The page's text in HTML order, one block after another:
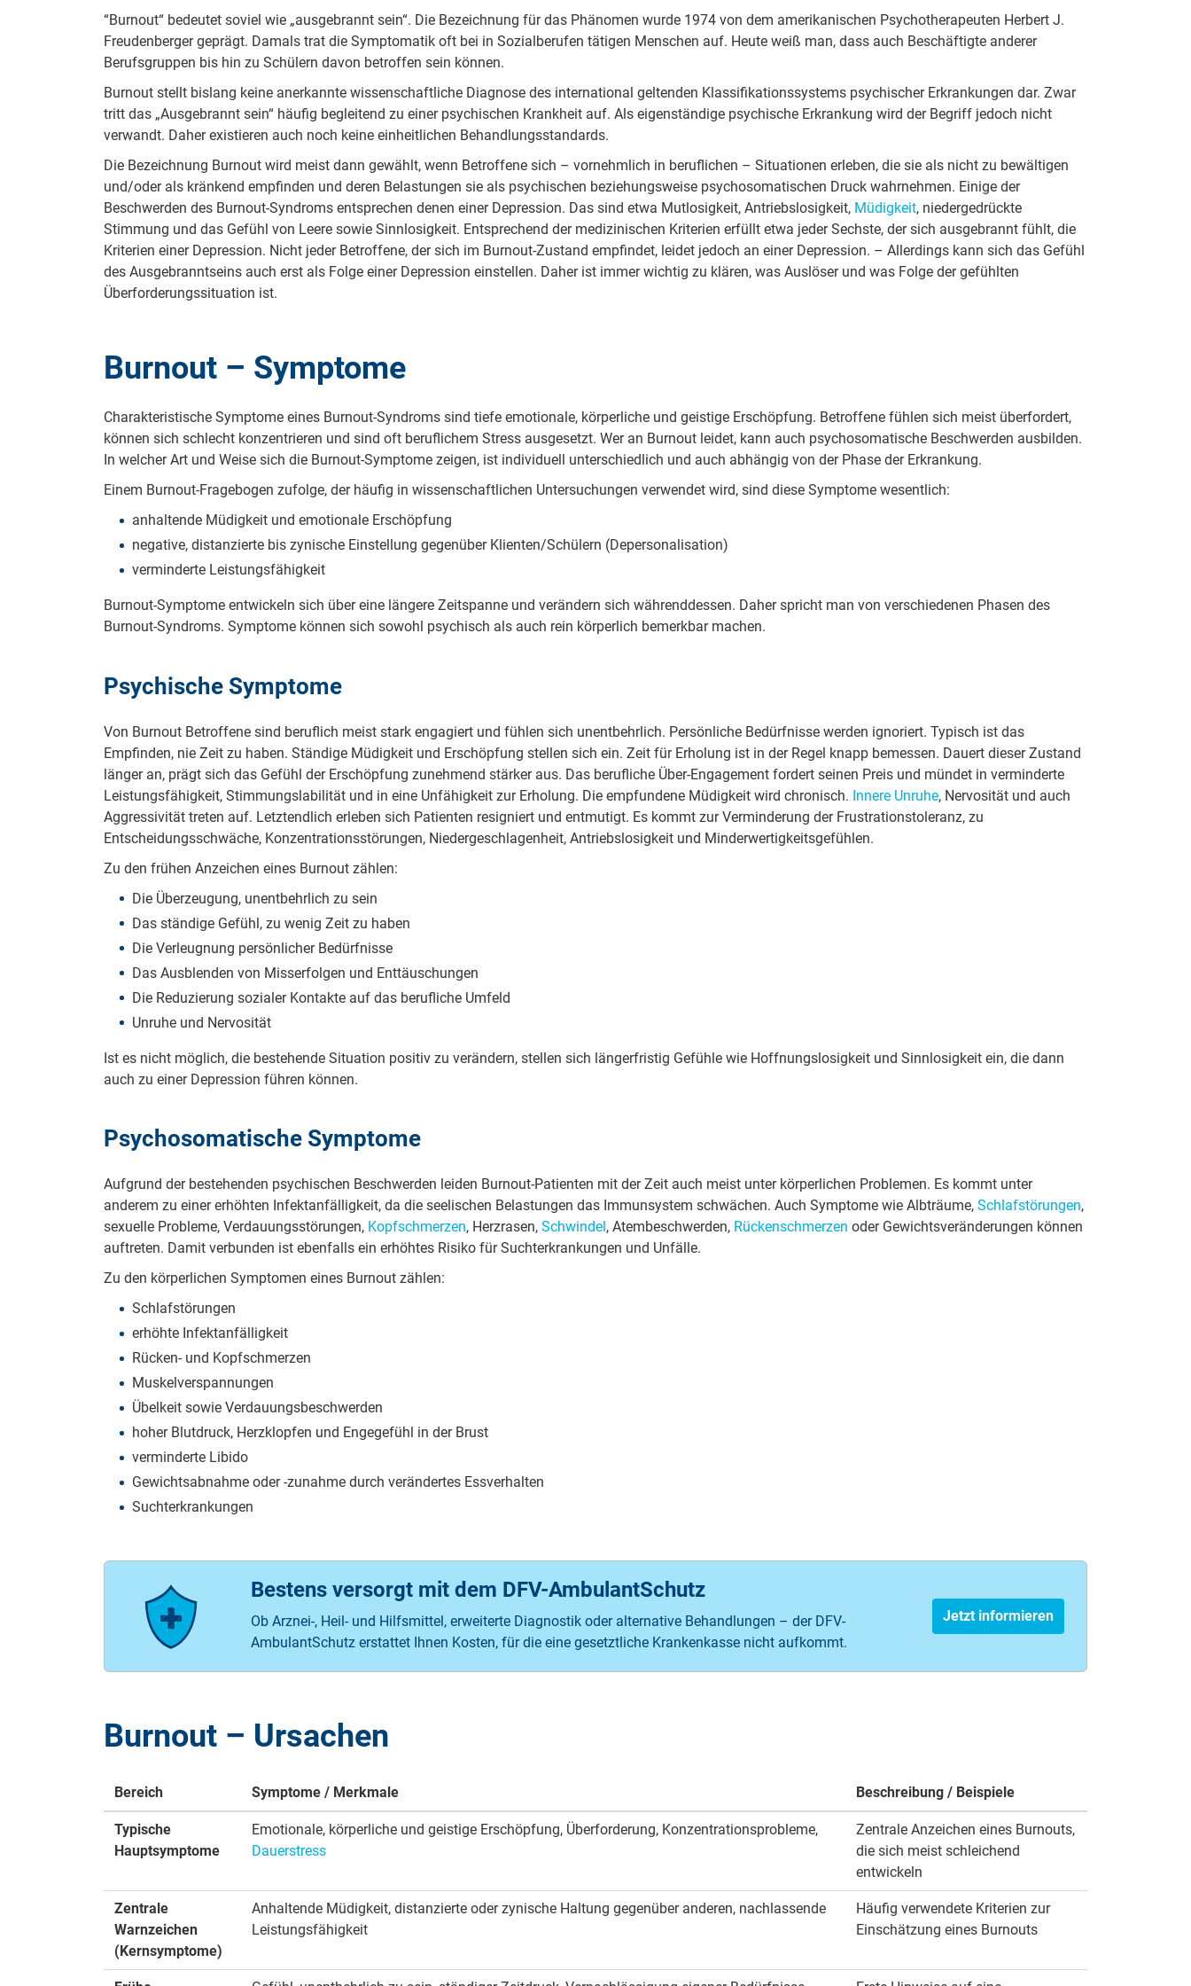
“Burnout“ bedeutet soviel wie „ausgebrannt sein“. Die Bezeichnung für das Phänomen wurde 1974 von dem amerikanischen Psychotherapeuten Herbert J.
Freudenberger geprägt. Damals trat die Symptomatik oft bei in Sozialberufen tätigen Menschen auf. Heute weiß man, dass auch Beschäftigte anderer
Berufsgruppen bis hin zu Schülern davon betroffen sein können.
Burnout stellt bislang keine anerkannte wissenschaftliche Diagnose des international geltenden Klassifikationssystems psychischer Erkrankungen dar. Zwar
tritt das „Ausgebrannt sein“ häufig begleitend zu einer psychischen Krankheit auf. Als eigenständige psychische Erkrankung wird der Begriff jedoch nicht
verwandt. Daher existieren auch noch keine einheitlichen Behandlungsstandards.
Die Bezeichnung Burnout wird meist dann gewählt, wenn Betroffene sich – vornehmlich in beruflichen – Situationen erleben, die sie als nicht zu bewältigen
und/oder als kränkend empfinden und deren Belastungen sie als psychischen beziehungsweise psychosomatischen Druck wahrnehmen. Einige der
Beschwerden des Burnout-Syndroms entsprechen denen einer Depression. Das sind etwa Mutlosigkeit, Antriebslosigkeit, Müdigkeit, niedergedrückte
Stimmung und das Gefühl von Leere sowie Sinnlosigkeit. Entsprechend der medizinischen Kriterien erfüllt etwa jeder Sechste, der sich ausgebrannt fühlt, die
Kriterien einer Depression. Nicht jeder Betroffene, der sich im Burnout-Zustand empfindet, leidet jedoch an einer Depression. – Allerdings kann sich das Gefühl
des Ausgebranntseins auch erst als Folge einer Depression einstellen. Daher ist immer wichtig zu klären, was Auslöser und was Folge der gefühlten
Überforderungssituation ist.
Burnout – Symptome
Charakteristische Symptome eines Burnout-Syndroms sind tiefe emotionale, körperliche und geistige Erschöpfung. Betroffene fühlen sich meist überfordert,
können sich schlecht konzentrieren und sind oft beruflichem Stress ausgesetzt. Wer an Burnout leidet, kann auch psychosomatische Beschwerden ausbilden.
In welcher Art und Weise sich die Burnout-Symptome zeigen, ist individuell unterschiedlich und auch abhängig von der Phase der Erkrankung.
Einem Burnout-Fragebogen zufolge, der häufig in wissenschaftlichen Untersuchungen verwendet wird, sind diese Symptome wesentlich:
anhaltende Müdigkeit und emotionale Erschöpfung
negative, distanzierte bis zynische Einstellung gegenüber Klienten/Schülern (Depersonalisation)
verminderte Leistungsfähigkeit
Burnout-Symptome entwickeln sich über eine längere Zeitspanne und verändern sich währenddessen. Daher spricht man von verschiedenen Phasen des
Burnout-Syndroms. Symptome können sich sowohl psychisch als auch rein körperlich bemerkbar machen.
Psychische Symptome
Von Burnout Betroffene sind beruflich meist stark engagiert und fühlen sich unentbehrlich. Persönliche Bedürfnisse werden ignoriert. Typisch ist das
Empfinden, nie Zeit zu haben. Ständige Müdigkeit und Erschöpfung stellen sich ein. Zeit für Erholung ist in der Regel knapp bemessen. Dauert dieser Zustand
länger an, prägt sich das Gefühl der Erschöpfung zunehmend stärker aus. Das berufliche Über-Engagement fordert seinen Preis und mündet in verminderte
Leistungsfähigkeit, Stimmungslabilität und in eine Unfähigkeit zur Erholung. Die empfundene Müdigkeit wird chronisch. Innere Unruhe, Nervosität und auch
Aggressivität treten auf. Letztendlich erleben sich Patienten resigniert und entmutigt. Es kommt zur Verminderung der Frustrationstoleranz, zu
Entscheidungsschwäche, Konzentrationsstörungen, Niedergeschlagenheit, Antriebslosigkeit und Minderwertigkeitsgefühlen.
Zu den frühen Anzeichen eines Burnout zählen:
Die Überzeugung, unentbehrlich zu sein
Das ständige Gefühl, zu wenig Zeit zu haben
Die Verleugnung persönlicher Bedürfnisse
Das Ausblenden von Misserfolgen und Enttäuschungen
Die Reduzierung sozialer Kontakte auf das berufliche Umfeld
Unruhe und Nervosität
Ist es nicht möglich, die bestehende Situation positiv zu verändern, stellen sich längerfristig Gefühle wie Hoffnungslosigkeit und Sinnlosigkeit ein, die dann
auch zu einer Depression führen können.
Psychosomatische Symptome
Aufgrund der bestehenden psychischen Beschwerden leiden Burnout-Patienten mit der Zeit auch meist unter körperlichen Problemen. Es kommt unter
anderem zu einer erhöhten Infektanfälligkeit, da die seelischen Belastungen das Immunsystem schwächen. Auch Symptome wie Albträume, Schlafstörungen,
sexuelle Probleme, Verdauungsstörungen, Kopfschmerzen, Herzrasen, Schwindel , Atembeschwerden, Rückenschmerzen oder Gewichtsveränderungen können
auftreten. Damit verbunden ist ebenfalls ein erhöhtes Risiko für Suchterkrankungen und Unfälle.
Zu den körperlichen Symptomen eines Burnout zählen:
Schlafstörungen
erhöhte Infektanfälligkeit
Rücken- und Kopfschmerzen
Muskelverspannungen
Übelkeit sowie Verdauungsbeschwerden
hoher Blutdruck, Herzklopfen und Engegefühl in der Brust
verminderte Libido
Gewichtsabnahme oder -zunahme durch verändertes Essverhalten
Suchterkrankungen
Bestens versorgt mit dem DFV-AmbulantSchutz
Ob Arznei-, Heil- und Hilfsmittel, erweiterte Diagnostik oder alternative Behandlungen – der DFV-
AmbulantSchutz erstattet Ihnen Kosten, für die eine gesetztliche Krankenkasse nicht aufkommt.
Jetzt informieren
Burnout – Ursachen
Bereich Symptome / Merkmale Beschreibung / Beispiele
Typische
Hauptsymptome
Emotionale, körperliche und geistige Erschöpfung, Überforderung, Konzentrationsprobleme,
Dauerstress
Zentrale Anzeichen eines Burnouts,
die sich meist schleichend
entwickeln
Zentrale
Warnzeichen
(Kernsymptome)
Anhaltende Müdigkeit, distanzierte oder zynische Haltung gegenüber anderen, nachlassende
Leistungsfähigkeit
Häufig verwendete Kriterien zur
Einschätzung eines Burnouts